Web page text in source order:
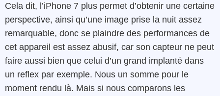
Cela dit, l’iPhone 7 plus permet d’obtenir une certaine
perspective, ainsi qu’une image prise la nuit assez
remarquable, donc se plaindre des performances de
cet appareil est assez abusif, car son capteur ne peut
faire aussi bien que celui d’un grand implanté dans
un reflex par exemple. Nous un somme pour le
moment rendu là. Mais si nous comparons les